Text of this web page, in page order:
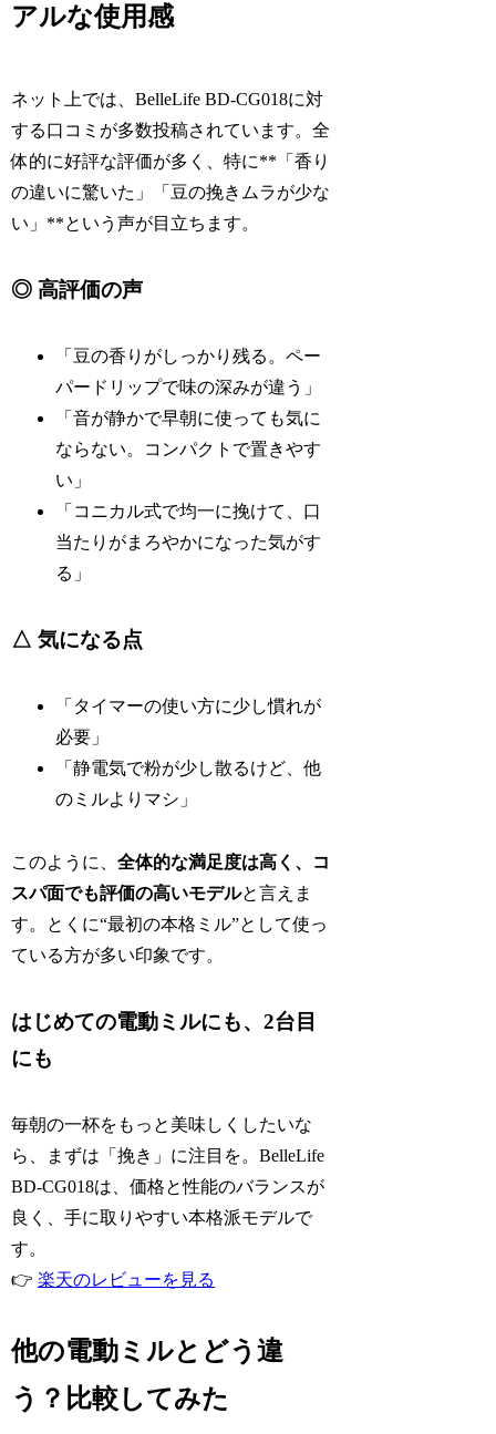
アルな使用感
ネット上では、BelleLife BD-CG018に対
する口コミが多数投稿されています。全
体的に好評な評価が多く、特に**「香り
の違いに驚いた」「豆の挽きムラが少な
い」**という声が目立ちます。
◎ 高評価の声
「豆の香りがしっかり残る。ペー
パードリップで味の深みが違う」
「音が静かで早朝に使っても気に
ならない。コンパクトで置きやす
い」
「コニカル式で均一に挽けて、口
当たりがまろやかになった気がす
る」
△ 気になる点
「タイマーの使い方に少し慣れが
必要」
「静電気で粉が少し散るけど、他
のミルよりマシ」
このように、全体的な満足度は高く、コ
スパ面でも評価の高いモデルと言えま
す。とくに“最初の本格ミル”として使っ
ている方が多い印象です。
はじめての電動ミルにも、2台目
にも
毎朝の一杯をもっと美味しくしたいな
ら、まずは「挽き」に注目を。BelleLife
BD-CG018は、価格と性能のバランスが
良く、手に取りやすい本格派モデルで
す。
👉楽天のレビューを見る
他の電動ミルとどう違
う？比較してみた